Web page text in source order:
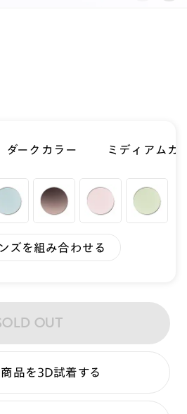
ダークカラー ミディアムカ
ズを組み合わせる
OUT
商品を3D試着する